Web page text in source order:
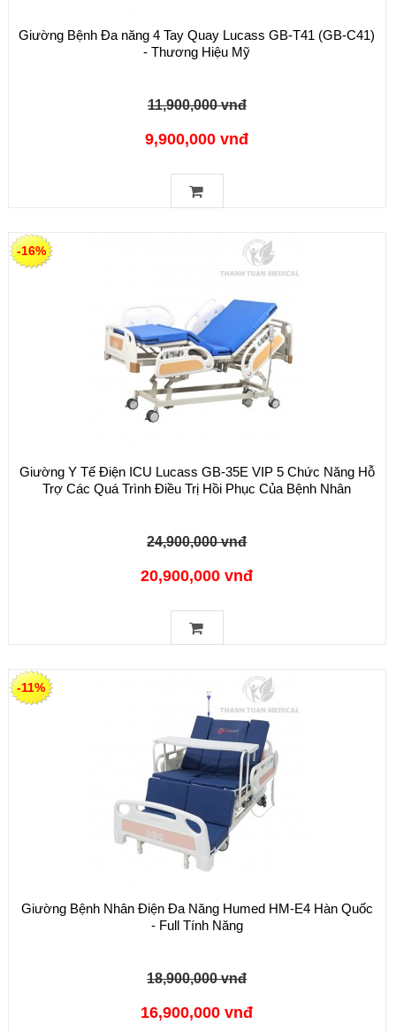
Giường Bệnh Đa năng 4 Tay Quay Lucass GB-T41 (GB-C41)
- Thương Hiệu Mỹ
11,900,000 vnđ
9,900,000 vnđ
Giường Y Tế Điện ICU Lucass GB-35E VIP 5 Chức Năng Hỗ
Trợ Các Quá Trình Điều Trị Hồi Phục Của Bệnh Nhân
24,900,000 vnđ
20,900,000 vnđ
-16%
Giường Bệnh Nhân Điện Đa Năng Humed HM-E4 Hàn Quốc
- Full Tính Năng
18,900,000 vnđ
16,900,000 vnđ
-11%